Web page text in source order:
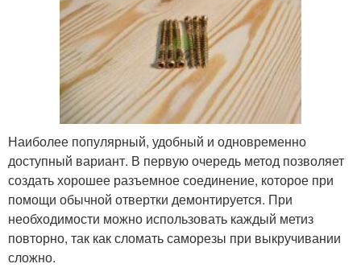
Наиболее популярный, удобный и одновременно
доступный вариант. В первую очередь метод позволяет
создать хорошее разъемное соединение, которое при
помощи обычной отвертки демонтируется. При
необходимости можно использовать каждый метиз
повторно, так как сломать саморезы при выкручивании
сложно.